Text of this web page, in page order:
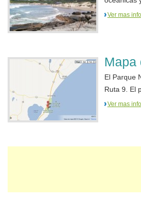
Ver mas
Mapa
El Parque
Ruta 9. El
Ver mas